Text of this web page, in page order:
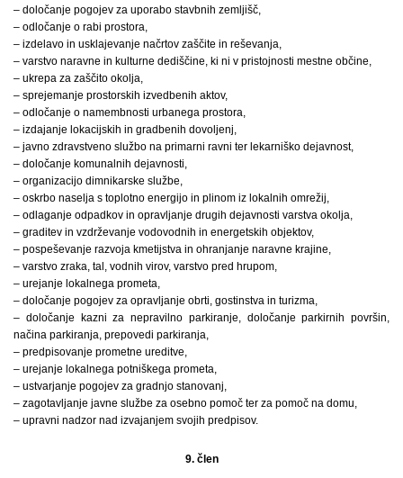
– določanje pogojev za uporabo stavbnih zemljišč,
– odločanje o rabi prostora,
– izdelavo in usklajevanje načrtov zaščite in reševanja,
– varstvo naravne in kulturne dediščine, ki ni v pristojnosti mestne občine,
– ukrepa za zaščito okolja,
– sprejemanje prostorskih izvedbenih aktov,
– odločanje o namembnosti urbanega prostora,
– izdajanje lokacijskih in gradbenih dovoljenj,
– javno zdravstveno službo na primarni ravni ter lekarniško dejavnost,
– določanje komunalnih dejavnosti,
– organizacijo dimnikarske službe,
– oskrbo naselja s toplotno energijo in plinom iz lokalnih omrežij,
– odlaganje odpadkov in opravljanje drugih dejavnosti varstva okolja,
– graditev in vzdrževanje vodovodnih in energetskih objektov,
– pospeševanje razvoja kmetijstva in ohranjanje naravne krajine,
– varstvo zraka, tal, vodnih virov, varstvo pred hrupom,
– urejanje lokalnega prometa,
– določanje pogojev za opravljanje obrti, gostinstva in turizma,
– določanje kazni za nepravilno parkiranje, določanje parkirnih površin,
načina parkiranja, prepovedi parkiranja,
– predpisovanje prometne ureditve,
– urejanje lokalnega potniškega prometa,
– ustvarjanje pogojev za gradnjo stanovanj,
– zagotavljanje javne službe za osebno pomoč ter za pomoč na domu,
– upravni nadzor nad izvajanjem svojih predpisov.
9. člen